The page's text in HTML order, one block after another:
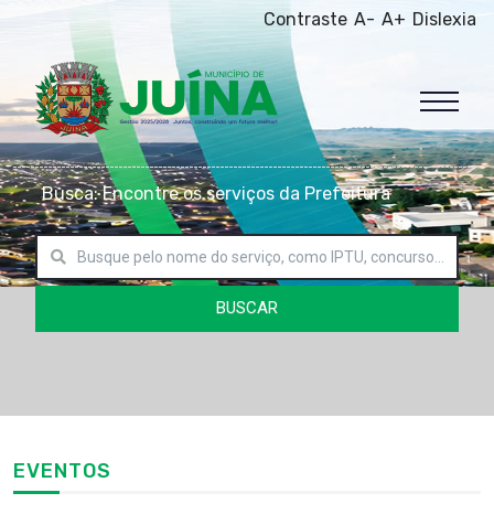
Contraste A- A+ Dislexia
Busca: Encontre os serviços da Prefeitura
BUSCAR
EVENTOS